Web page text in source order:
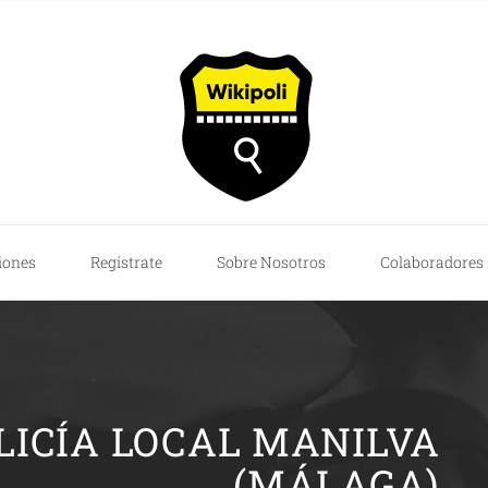
Regístrate Sobre Nosotros Colaboradores
LOCAL MANILVA